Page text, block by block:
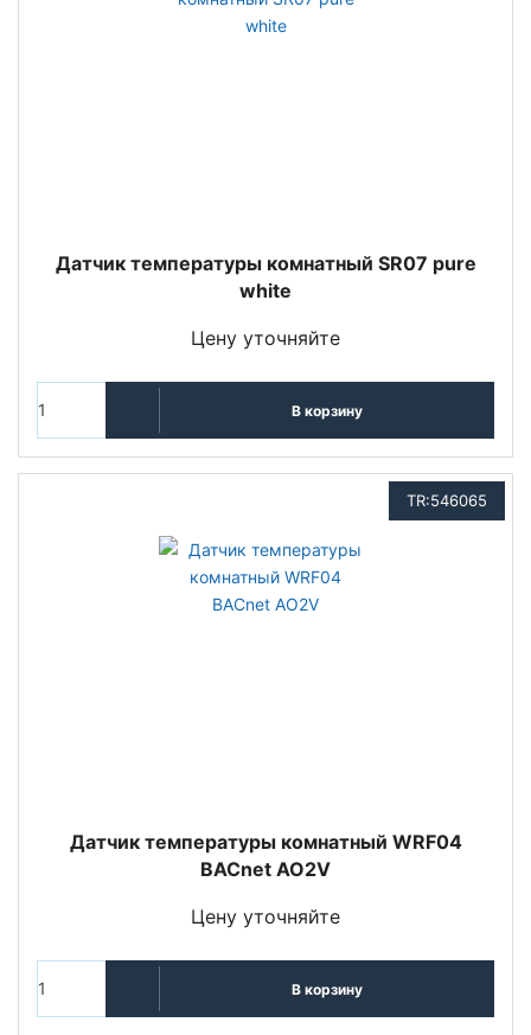
Датчик температуры комнатный SR07 pure
white
Цену уточняйте
В корзину
TR:546065
Датчик температуры комнатный WRF04
BACnet AO2V
Цену уточняйте
В корзину